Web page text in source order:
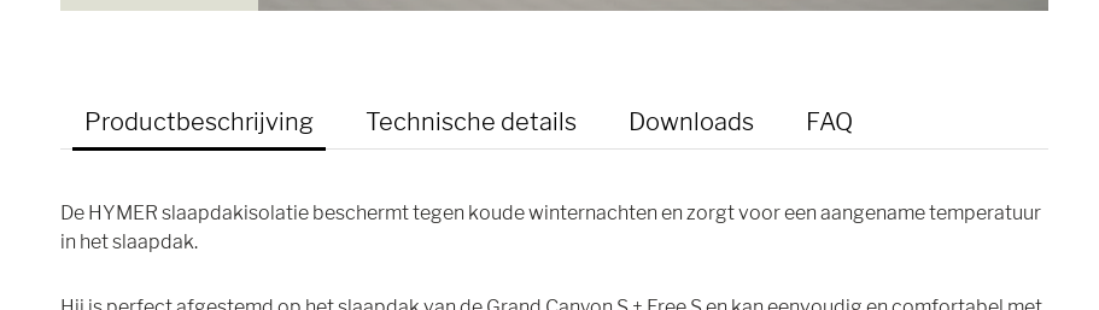
Productbeschrijving Technische details Downloads FAQ
De HYMER slaapdakisolatie beschermt tegen koude winternachten en zorgt voor een aangename temperatuur
in het slaapdak.